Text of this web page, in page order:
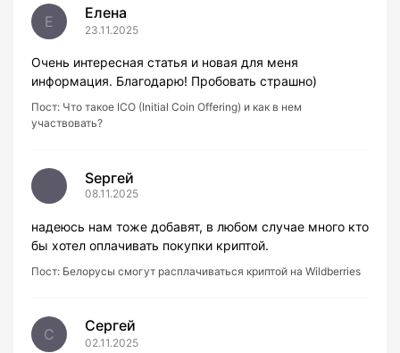
Е Елена
23.11.2025
Очень интересная статья и новая для меня
информация. Благодарю! Пробовать страшно)
Пост: Что такое ICO (Initial Coin Offering) и как в нем
участвовать?
Sергей
08.11.2025
надеюсь нам тоже добавят, в любом случае много кто
бы хотел оплачивать покупки криптой.
Пост: Белорусы смогут расплачиваться криптой на Wildberries
С Сергей
02.11.2025